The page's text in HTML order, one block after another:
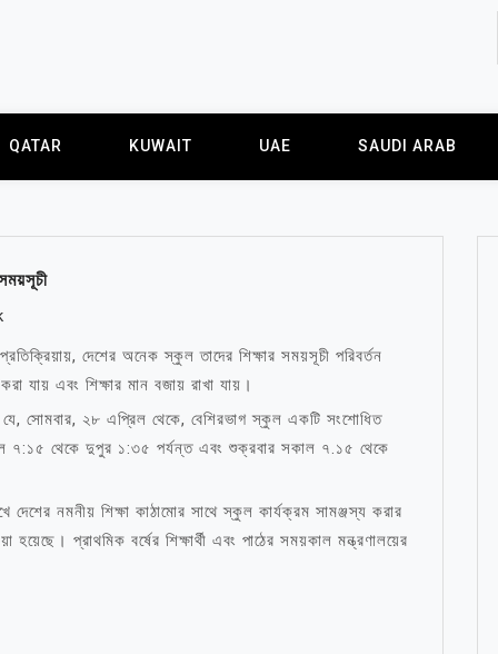
QATAR KUWAIT UAE SAUDI ARAB
দেশের অনেক স্কুল তাদের শিক্ষার সময়সূচী পরিবর্তন
করা যায় এবং শিক্ষার মান বজায় রাখা যায়।
সোমবার, ২৮ এপ্রিল থেকে, বেশিরভাগ স্কুল একটি সংশোধিত
৭:১৫ থেকে দুপুর ১:৩৫ পর্যন্ত এবং শুক্রবার সকাল ৭.১৫ থেকে
দেশের নমনীয় শিক্ষা কাঠামোর সাথে স্কুল কার্যক্রম সামঞ্জস্য করার
প্রাথমিক বর্ষের শিক্ষার্থী এবং পাঠের সময়কাল মন্ত্রণালয়ের